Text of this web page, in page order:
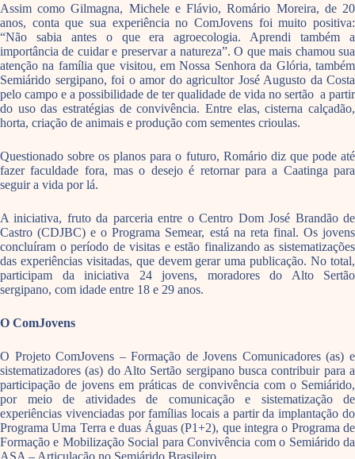
Assim como Gilmagna, Michele e Flávio, Romário Moreira, de 20
anos, conta que sua experiência no ComJovens foi muito positiva:
“Não sabia antes o que era agroecologia. Aprendi também a
importância de cuidar e preservar a natureza”. O que mais chamou sua
atenção na família que visitou, em Nossa Senhora da Glória, também
Semiárido sergipano, foi o amor do agricultor José Augusto da Costa
pelo campo e a possibilidade de ter qualidade de vida no sertão a partir
do uso das estratégias de convivência. Entre elas, cisterna calçadão,
horta, criação de animais e produção com sementes crioulas.
Questionado sobre os planos para o futuro, Romário diz que pode até
fazer faculdade fora, mas o desejo é retornar para a Caatinga para
seguir a vida por lá.
A iniciativa, fruto da parceria entre o Centro Dom José Brandão de
Castro (CDJBC) e o Programa Semear, está na reta final. Os jovens
concluíram o período de visitas e estão finalizando as sistematizações
das experiências visitadas, que devem gerar uma publicação. No total,
participam da iniciativa 24 jovens, moradores do Alto Sertão
sergipano, com idade entre 18 e 29 anos.
O ComJovens
O Projeto ComJovens – Formação de Jovens Comunicadores (as) e
sistematizadores (as) do Alto Sertão sergipano busca contribuir para a
participação de jovens em práticas de convivência com o Semiárido,
por meio de atividades de comunicação e sistematização de
experiências vivenciadas por famílias locais a partir da implantação do
Programa Uma Terra e duas Águas (P1+2), que integra o Programa de
Formação e Mobilização Social para Convivência com o Semiárido da
ASA – Articulação no Semiárido Brasileiro.